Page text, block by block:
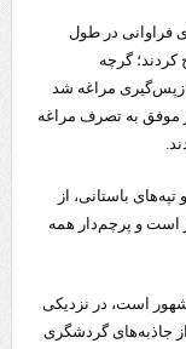
فراوانی در طول
۶۱۸ مراغه را فتح کردند؛ گرچه
مراغه شد
قمری بار دیگر موفق به تصرف مراغه
و فرهنگی و تپه‌های باستانی، از
است و پرچم‌دار همه
است، در نزدیکی
جاذبه‌های گردشگری